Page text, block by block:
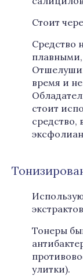
Стоит
Средство
время и
стоит
средство,
Тонеры
улитки).